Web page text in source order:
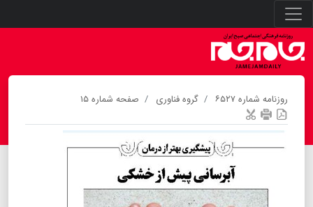
روزنامه شماره ۶۵۲۷ گروه فناوری صفحه شماره ۱۵